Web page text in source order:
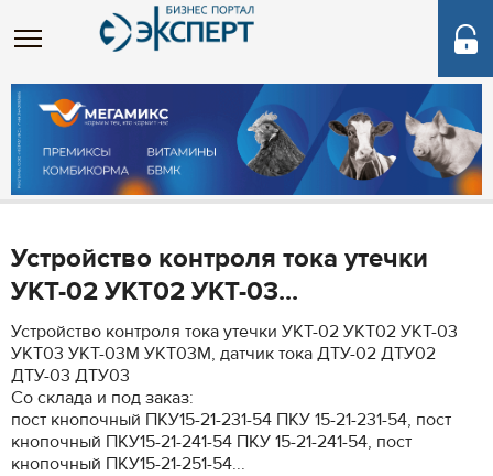
Устройство контроля тока утечки
УКТ-02 УКТ02 УКТ-03...
Устройство контроля тока утечки УКТ-02 УКТ02 УКТ-03
УКТ03 УКТ-03М УКТ03М, датчик тока ДТУ-02 ДТУ02
ДТУ-03 ДТУ03
Со склада и под заказ:
пост кнопочный ПКУ15-21-231-54 ПКУ 15-21-231-54, пост
кнопочный ПКУ15-21-241-54 ПКУ 15-21-241-54, пост
кнопочный ПКУ15-21-251-54...